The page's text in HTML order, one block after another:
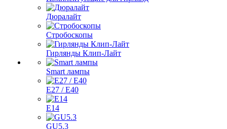
Дюралайт
Стробоскопы
Гирлянды Клип-Лайт
Smart лампы
E27 / E40
E14
GU5.3